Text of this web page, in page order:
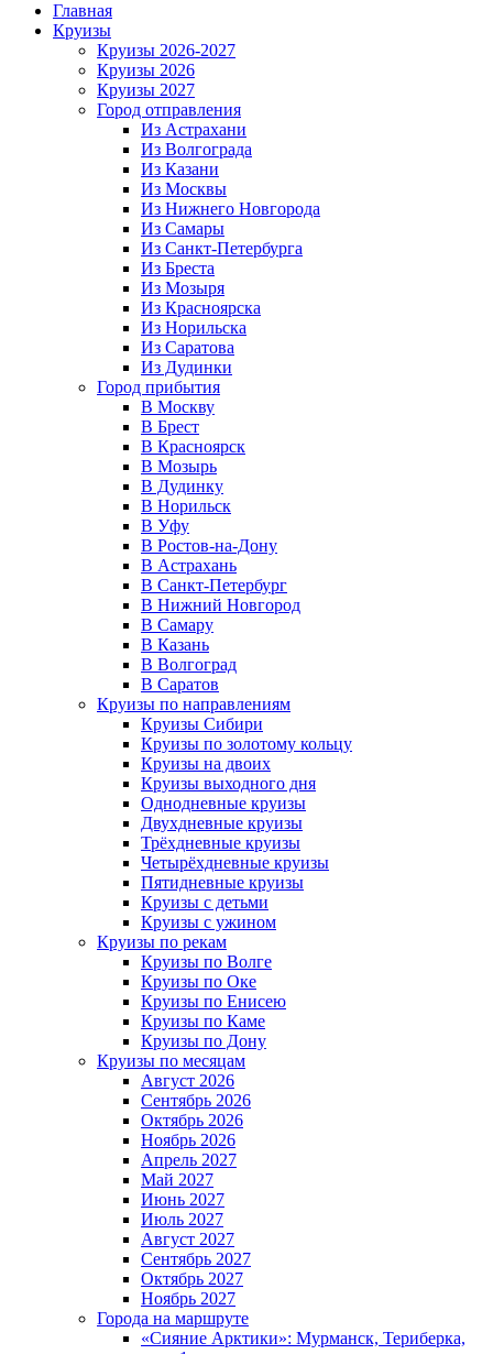
Главная
Круизы
Круизы 2026-2027
Круизы 2026
Круизы 2027
Город отправления
Из Астрахани
Из Волгограда
Из Казани
Из Москвы
Из Нижнего Новгорода
Из Самары
Из Санкт-Петербурга
Из Бреста
Из Мозыря
Из Красноярска
Из Норильска
Из Саратова
Из Дудинки
Город прибытия
В Москву
В Брест
В Красноярск
В Мозырь
В Дудинку
В Норильск
В Уфу
В Ростов-на-Дону
В Астрахань
В Санкт-Петербург
В Нижний Новгород
В Самару
В Казань
В Волгоград
В Саратов
Круизы по направлениям
Круизы Сибири
Круизы по золотому кольцу
Круизы на двоих
Круизы выходного дня
Однодневные круизы
Двухдневные круизы
Трёхдневные круизы
Четырёхдневные круизы
Пятидневные круизы
Круизы с детьми
Круизы с ужином
Круизы по рекам
Круизы по Волге
Круизы по Оке
Круизы по Енисею
Круизы по Каме
Круизы по Дону
Круизы по месяцам
Август 2026
Сентябрь 2026
Октябрь 2026
Ноябрь 2026
Апрель 2027
Май 2027
Июнь 2027
Июль 2027
Август 2027
Сентябрь 2027
Октябрь 2027
Ноябрь 2027
Города на маршруте
«Сияние Арктики»: Мурманск, Териберка,